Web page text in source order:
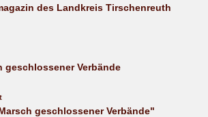
des Landkreis Tirschenreuth
geschlossener Verbände
geschlossener Verbände"